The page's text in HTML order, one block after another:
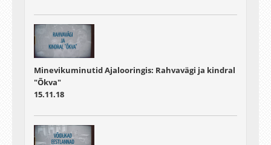
Minevikuminutid Ajalooringis: Rahvavägi ja kindral
"Õkva"
15.11.18